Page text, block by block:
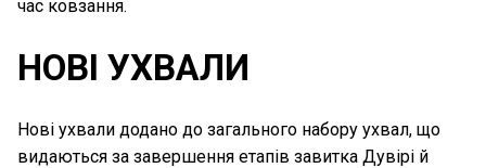
час ковзання.
НОВІ УХВАЛИ
Нові ухвали додано до загального набору ухвал, що
видаються за завершення етапів завитка Дувірі й